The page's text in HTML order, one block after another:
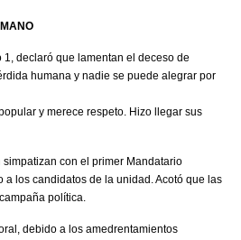
declaró que lamentan el deceso de
humana y nadie se puede alegrar por
y merece respeto. Hizo llegar sus
con el primer Mandatario
los candidatos de la unidad. Acotó que las
política.
debido a los amedrentamientos